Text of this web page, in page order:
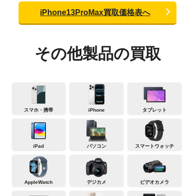
iPhone13ProMax買取価格表へ
その他製品の買取
スマホ・携帯 iPhone タブレット
iPad パソコン スマートウォッチ
AppleWatch デジカメ ビデオカメラ